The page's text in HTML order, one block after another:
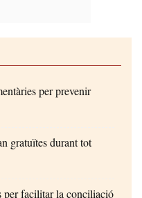
per prevenir
gratuïtes durant tot
per facilitar la conciliació